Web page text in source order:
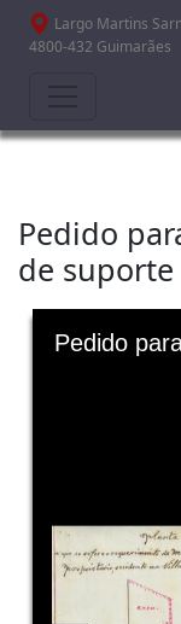
Passar para o
Largo Martins
4800-432 Guimarães
Pedido
de suporte
Skip to downloads and
Media